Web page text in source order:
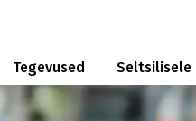
Tegevused Seltsilisele